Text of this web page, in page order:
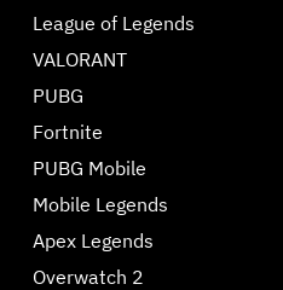
League of Legends
VALORANT
PUBG
Fortnite
PUBG Mobile
Mobile Legends
Apex Legends
Overwatch 2